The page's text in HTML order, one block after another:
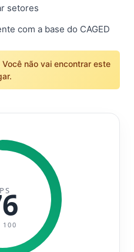
setores
com a base do CAGED
não vai encontrar este
100